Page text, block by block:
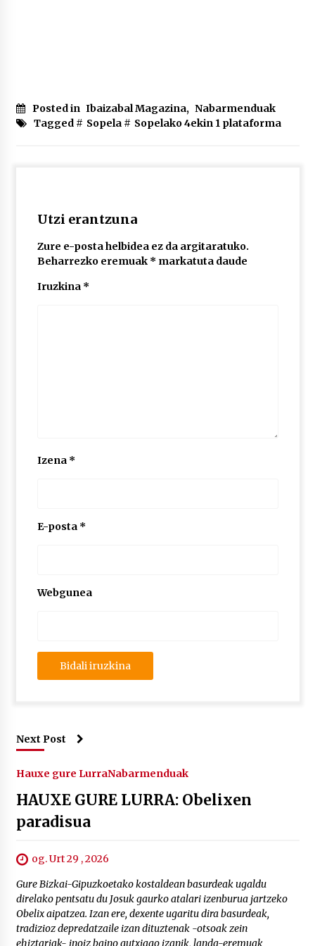
Posted in Ibaizabal Magazina, Nabarmenduak
Tagged # Sopela# Sopelako 4ekin 1 plataforma
Utzi erantzuna
Zure e-posta helbidea ez da argitaratuko.
Beharrezko eremuak * markatuta daude
Iruzkina *
Izena *
E-posta *
Webgunea
Next Post
Hauxe gure LurraNabarmenduak
HAUXE GURE LURRA: Obelixen
paradisua
og. Urt 29 , 2026
Gure Bizkai-Gipuzkoetako kostaldean basurdeak ugaldu
direlako pentsatu du Josuk gaurko atalari izenburua jartzeko
Obelix aipatzea. Izan ere, dexente ugaritu dira basurdeak,
tradizioz depredatzaile izan dituztenak -otsoak zein